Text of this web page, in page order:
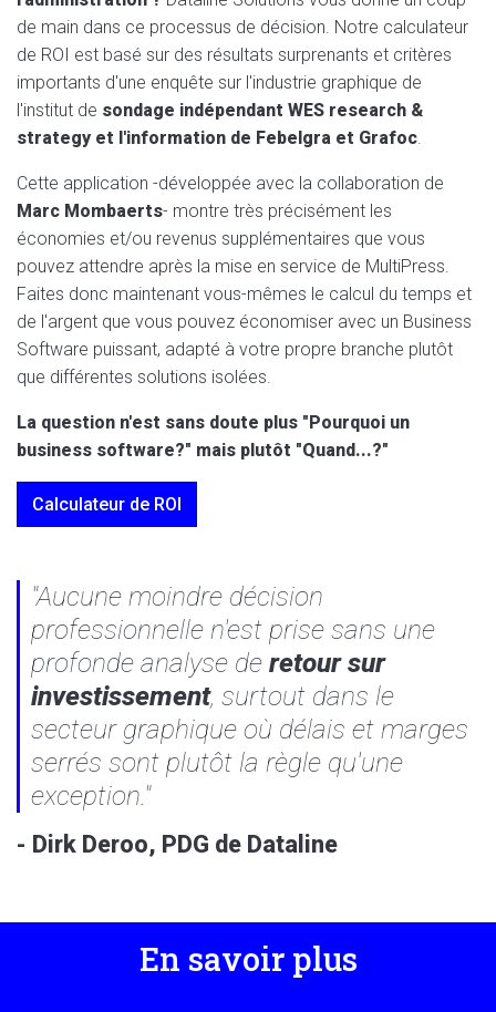
de main dans ce processus de décision. Notre calculateur
de ROI est basé sur des résultats surprenants et critères
importants d'une enquête sur l'industrie graphique de
l'institut de sondage indépendant WES research &
strategy et l'information de Febelgra et Grafoc.
Cette application -développée avec la collaboration de
Marc Mombaerts- montre très précisément les
économies et/ou revenus supplémentaires que vous
pouvez attendre après la mise en service de MultiPress.
Faites donc maintenant vous-mêmes le calcul du temps et
de l'argent que vous pouvez économiser avec un Business
Software puissant, adapté à votre propre branche plutôt
que différentes solutions isolées.
La question n'est sans doute plus "Pourquoi un
business software?" mais plutôt "Quand...?"
Calculateur de ROI
"Aucune moindre décision
professionnelle n'est prise sans une
profonde analyse de retour sur
investissement, surtout dans le
secteur graphique où délais et marges
serrés sont plutôt la règle qu'une
exception."
- Dirk Deroo, PDG de Dataline
En savoir plus